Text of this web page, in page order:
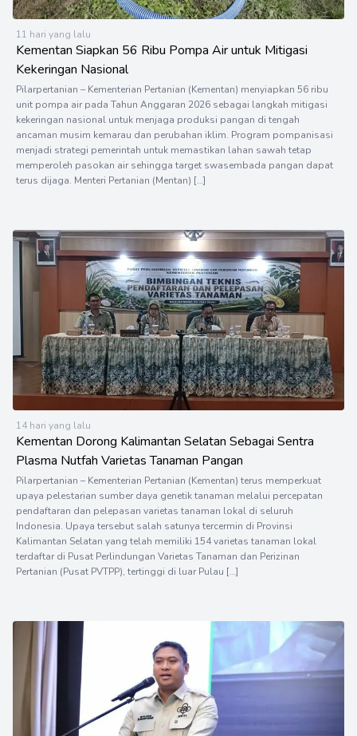
11 hari yang lalu
Kementan Siapkan 56 Ribu Pompa Air untuk Mitigasi
Kekeringan Nasional
Pilarpertanian – Kementerian Pertanian (Kementan) menyiapkan 56 ribu
unit pompa air pada Tahun Anggaran 2026 sebagai langkah mitigasi
kekeringan nasional untuk menjaga produksi pangan di tengah
ancaman musim kemarau dan perubahan iklim. Program pompanisasi
menjadi strategi pemerintah untuk memastikan lahan sawah tetap
memperoleh pasokan air sehingga target swasembada pangan dapat
terus dijaga. Menteri Pertanian (Mentan) […]
14 hari yang lalu
Kementan Dorong Kalimantan Selatan Sebagai Sentra
Plasma Nutfah Varietas Tanaman Pangan
Pilarpertanian – Kementerian Pertanian (Kementan) terus memperkuat
upaya pelestarian sumber daya genetik tanaman melalui percepatan
pendaftaran dan pelepasan varietas tanaman lokal di seluruh
Indonesia. Upaya tersebut salah satunya tercermin di Provinsi
Kalimantan Selatan yang telah memiliki 154 varietas tanaman lokal
terdaftar di Pusat Perlindungan Varietas Tanaman dan Perizinan
Pertanian (Pusat PVTPP), tertinggi di luar Pulau […]